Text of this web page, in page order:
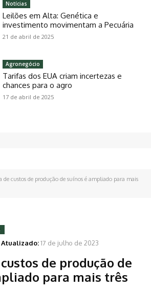
Notícias
Leilões em Alta: Genética e
investimento movimentam a Pecuária
21 de abril de 2025
Agronegócio
Tarifas dos EUA criam incertezas e
chances para o agro
17 de abril de 2025